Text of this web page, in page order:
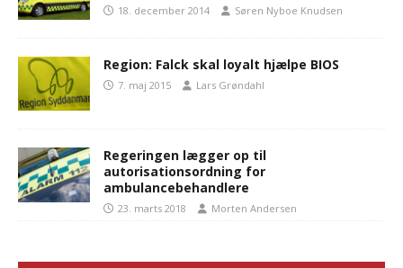
18. december 2014 Søren Nyboe Knudsen
Region: Falck skal loyalt hjælpe BIOS
7. maj 2015 Lars Grøndahl
Regeringen lægger op til
autorisationsordning for
ambulancebehandlere
23. marts 2018 Morten Andersen